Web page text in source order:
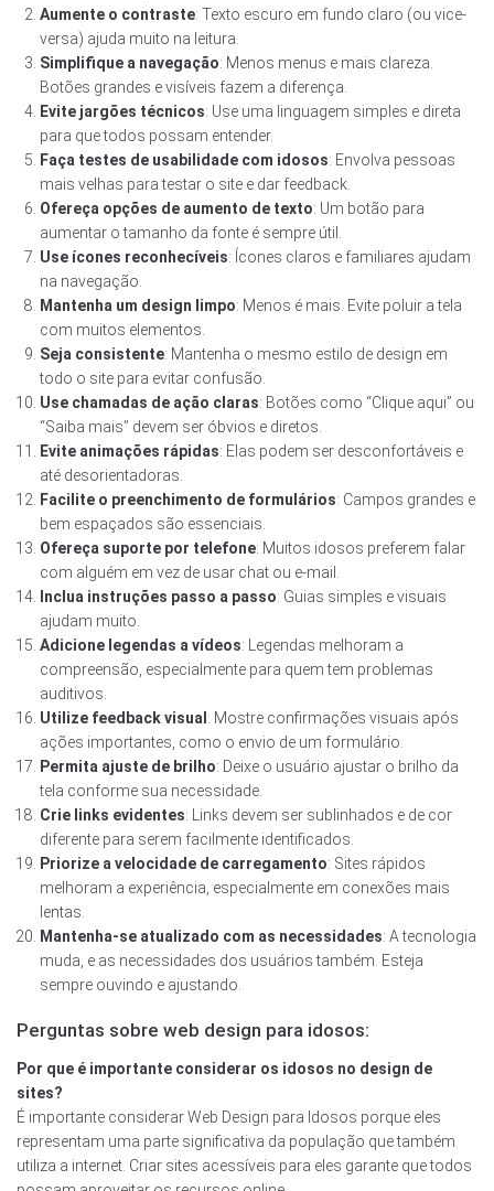
Aumente o contraste: Texto escuro em fundo claro (ou vice-
versa) ajuda muito na leitura.
Simplifique a navegação: Menos menus e mais clareza.
Botões grandes e visíveis fazem a diferença.
Evite jargões técnicos: Use uma linguagem simples e direta
para que todos possam entender.
Faça testes de usabilidade com idosos: Envolva pessoas
mais velhas para testar o site e dar feedback.
Ofereça opções de aumento de texto: Um botão para
aumentar o tamanho da fonte é sempre útil.
Use ícones reconhecíveis: Ícones claros e familiares ajudam
na navegação.
Mantenha um design limpo: Menos é mais. Evite poluir a tela
com muitos elementos.
Seja consistente: Mantenha o mesmo estilo de design em
todo o site para evitar confusão.
Use chamadas de ação claras: Botões como “Clique aqui” ou
“Saiba mais” devem ser óbvios e diretos.
Evite animações rápidas: Elas podem ser desconfortáveis e
até desorientadoras.
Facilite o preenchimento de formulários: Campos grandes e
bem espaçados são essenciais.
Ofereça suporte por telefone: Muitos idosos preferem falar
com alguém em vez de usar chat ou e-mail.
Inclua instruções passo a passo: Guias simples e visuais
ajudam muito.
Adicione legendas a vídeos: Legendas melhoram a
compreensão, especialmente para quem tem problemas
auditivos.
Utilize feedback visual : Mostre confirmações visuais após
ações importantes, como o envio de um formulário.
Permita ajuste de brilho: Deixe o usuário ajustar o brilho da
tela conforme sua necessidade.
Crie links evidentes: Links devem ser sublinhados e de cor
diferente para serem facilmente identificados.
Priorize a velocidade de carregamento: Sites rápidos
melhoram a experiência, especialmente em conexões mais
lentas.
Mantenha-se atualizado com as necessidades: A tecnologia
muda, e as necessidades dos usuários também. Esteja
sempre ouvindo e ajustando.
Perguntas sobre web design para idosos:
Por que é importante considerar os idosos no design de
sites?
É importante considerar Web Design para Idosos porque eles
representam uma parte significativa da população que também
utiliza a internet. Criar sites acessíveis para eles garante que todos